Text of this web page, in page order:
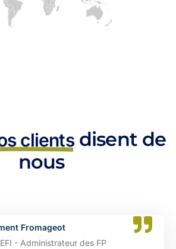
clientsdisent de
nous
des FP